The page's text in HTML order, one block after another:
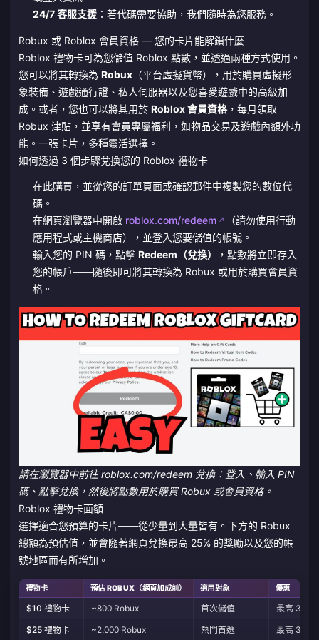
24/7 客服支援：若代碼需要協助，我們隨時為您服務。
Robux 或 Roblox 會員資格 — 您的卡片能解鎖什麼
Roblox 禮物卡可為您儲值 Roblox 點數，並透過兩種方式使用。
您可以將其轉換為 Robux （平台虛擬貨幣），用於購買虛擬形
象裝備、遊戲通行證、私人伺服器以及您喜愛遊戲中的高級加
成。或者，您也可以將其用於 Roblox 會員資格，每月領取
Robux 津貼，並享有會員專屬福利，如物品交易及遊戲內額外功
能。一張卡片，多種靈活選擇。
如何透過 3 個步驟兌換您的 Roblox 禮物卡
在此購買，並從您的訂單頁面或確認郵件中複製您的數位代
碼。
在網頁瀏覽器中開啟 roblox.com/redeem
（請勿使用行動
應用程式或主機商店），並登入您要儲值的帳號。
輸入您的 PIN 碼，點擊 Redeem（兌換）
，點數將立即存入
您的帳戶——隨後即可將其轉換為 Robux 或用於購買會員資
格。
請在瀏覽器中前往 roblox.com/redeem 兌換：登入、輸入 PIN
碼、點擊兌換，然後將點數用於購買 Robux 或會員資格。
Roblox 禮物卡面額
選擇適合您預算的卡片——從少量到大量皆有。下方的 Robux
總額為預估值，並會隨著網頁兌換最高 25% 的獎勵以及您的帳
號地區而有所增加。
禮物卡 預估 ROBUX（網頁加成前） 適用對象 優惠
$10 禮物卡 ~800 Robux 首次儲值
最高 30%
$25 禮物卡
~2,000 Robux 熱門首選
最高 30%